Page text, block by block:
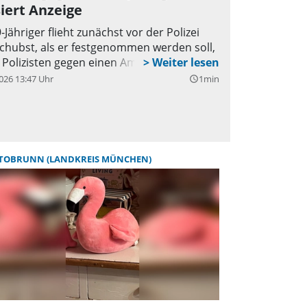
der Schule. Am Ende konnten
fast 100 Kilo gespendete Tiernahrung und
an die Ottobrunner Tiertafel
„Wir sind von diesem
überwältigt und sagen im
Anzeige
Jähriger flieht zunächst vor der Polizei
als er festgenommen werden soll,
gegen einen Ampelmast.
13:47 Uhr query_builder1min
(LANDKREIS MÜNCHEN)